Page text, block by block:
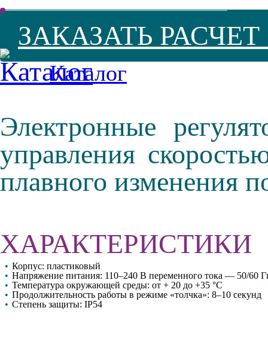
ЗАКАЗАТЬ
Каталог
Электронные
управления
плавного изменения
ХАРАКТЕРИСТИКИ
• Корпус: пластиковый
• Напряжение питания: 110–240 В переменного тока — 50/60
• Температура окружающей среды: от + 20 до +35 °C
• Продолжительность работы в режиме «толчка»: 8–10 секунд
• Степень защиты: IP54